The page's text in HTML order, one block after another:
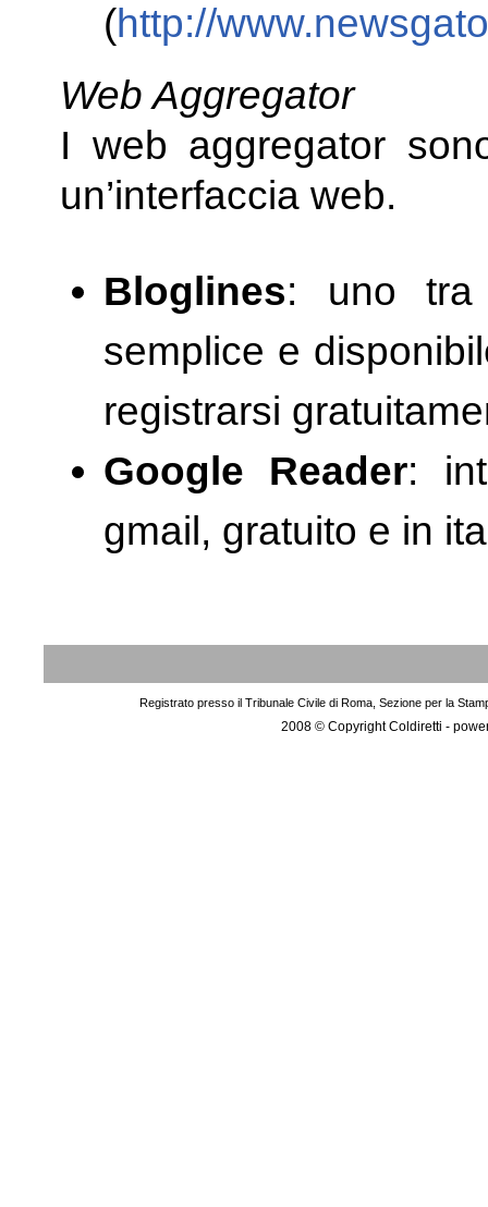
(http://
Web Aggregator
I web aggregator
un’interfaccia web.
Bloglines: uno tra
semplice e
registrarsi
Google Reader:
gmail, gratuito e in
Registrato presso il Tribunale Civile di Roma, Sezione per la
2008 © Copyright Coldiretti -